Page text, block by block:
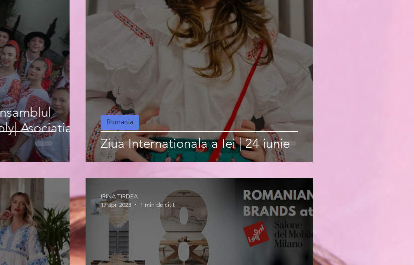
Asociatia
Ziua Internationala a Iei | 24 iunie
Romania
IRINA TIRDEA
17 apr. 2023
1 min de citit